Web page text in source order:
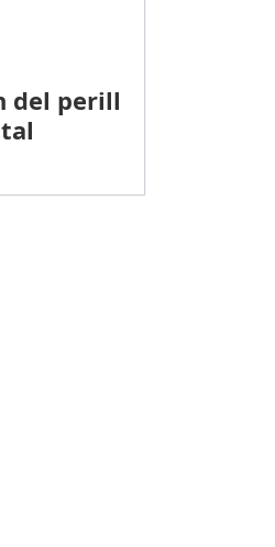
del perill